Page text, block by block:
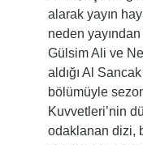
alarak yayın
neden yayından
Gülsim Ali ve
aldığı Al
bölümüyle
Kuvvetleri’nin
odaklanan dizi,